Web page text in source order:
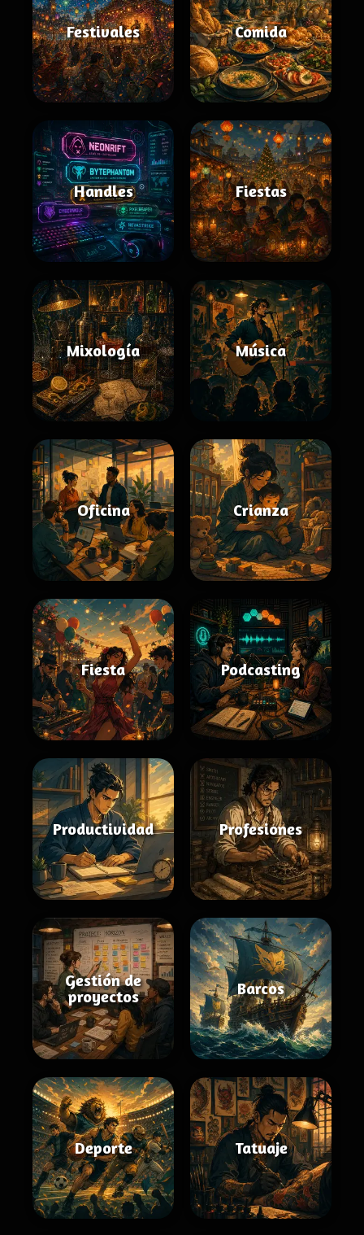
Festivales Comida
Handles Fiestas
Mixología Música
Oficina Crianza
Fiesta Podcasting
Productividad Profesiones
Gestión de
proyectos
Barcos
Deporte Tatuaje